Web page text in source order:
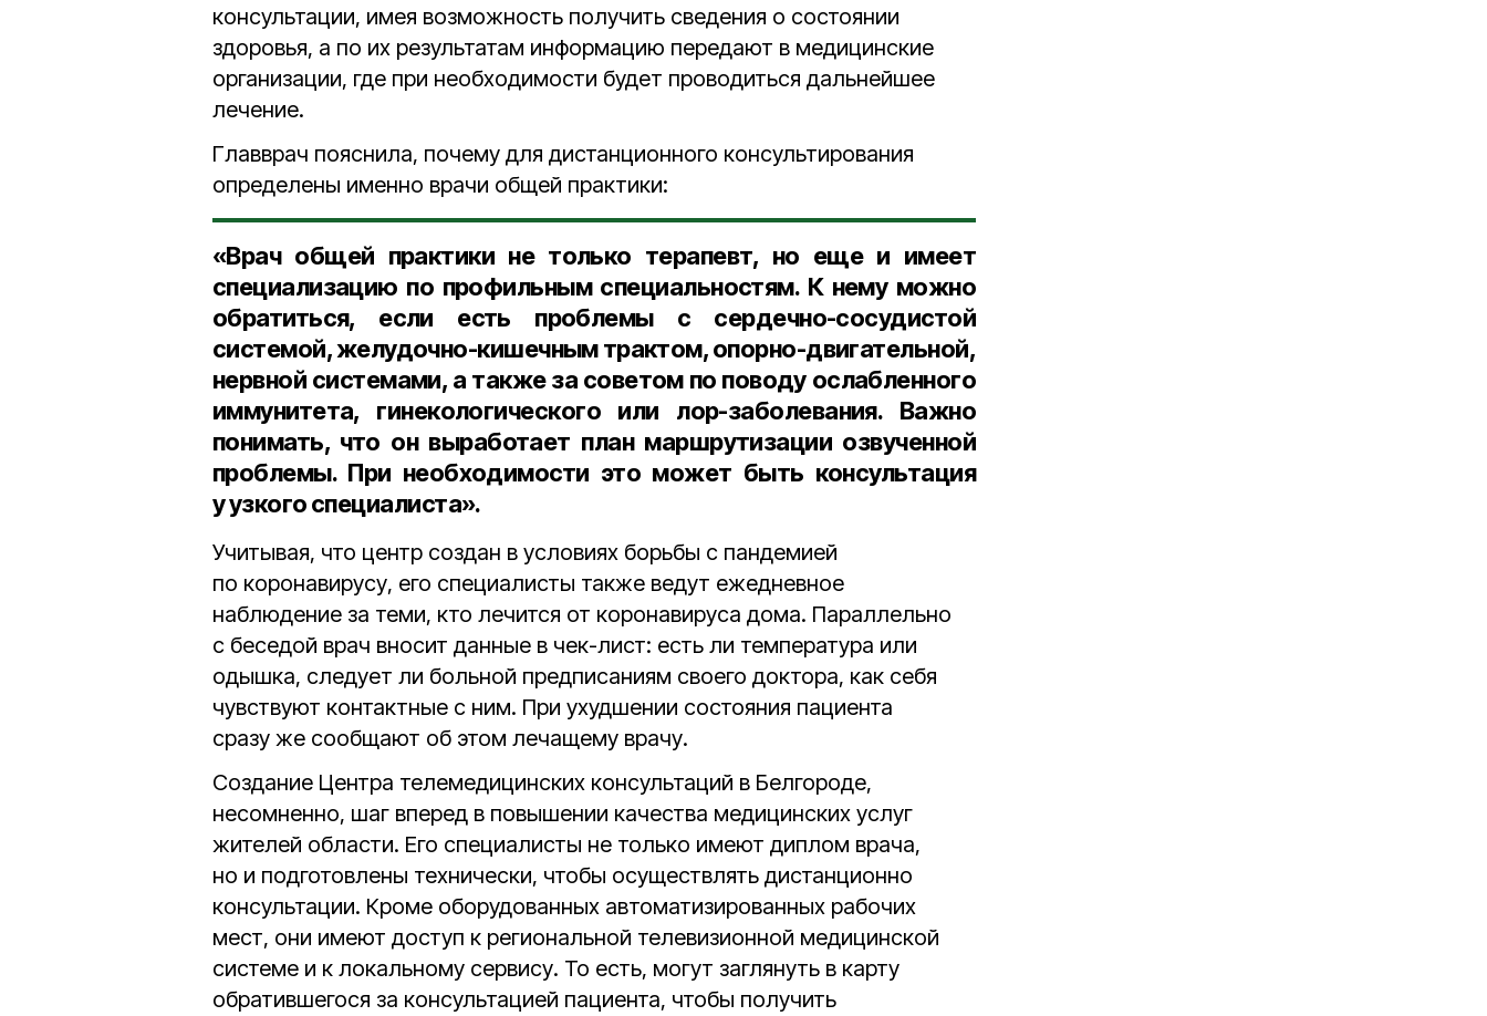
консультации, имея возможность получить сведения о состоянии
здоровья, а по их результатам информацию передают в медицинские
организации, где при необходимости будет проводиться дальнейшее
лечение.
Главврач пояснила, почему для дистанционного консультирования
определены именно врачи общей практики:
«Врач общей практики не только терапевт, но еще и имеет
специализацию по профильным специальностям. К нему можно
обратиться, если есть проблемы с сердечно-сосудистой
системой, желудочно-кишечным трактом, опорно-двигательной,
нервной системами, а также за советом по поводу ослабленного
иммунитета, гинекологического или лор-заболевания. Важно
понимать, что он выработает план маршрутизации озвученной
проблемы. При необходимости это может быть консультация
у узкого специалиста».
Учитывая, что центр создан в условиях борьбы с пандемией
по коронавирусу, его специалисты также ведут ежедневное
наблюдение за теми, кто лечится от коронавируса дома. Параллельно
с беседой врач вносит данные в чек-лист: есть ли температура или
одышка, следует ли больной предписаниям своего доктора, как себя
чувствуют контактные с ним. При ухудшении состояния пациента
сразу же сообщают об этом лечащему врачу.
Создание Центра телемедицинских консультаций в Белгороде,
несомненно, шаг вперед в повышении качества медицинских услуг
жителей области. Его специалисты не только имеют диплом врача,
но и подготовлены технически, чтобы осуществлять дистанционно
консультации. Кроме оборудованных автоматизированных рабочих
мест, они имеют доступ к региональной телевизионной медицинской
системе и к локальному сервису. То есть, могут заглянуть в карту
обратившегося за консультацией пациента, чтобы получить